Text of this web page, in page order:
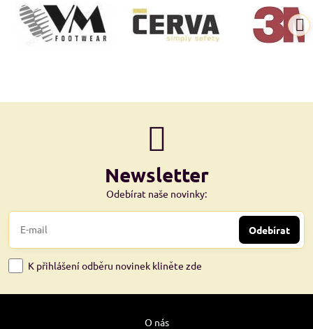
Newsletter
Odebírat naše novinky:
Odebírat
K přihlášení odběru novinek kliněte zde
O nás